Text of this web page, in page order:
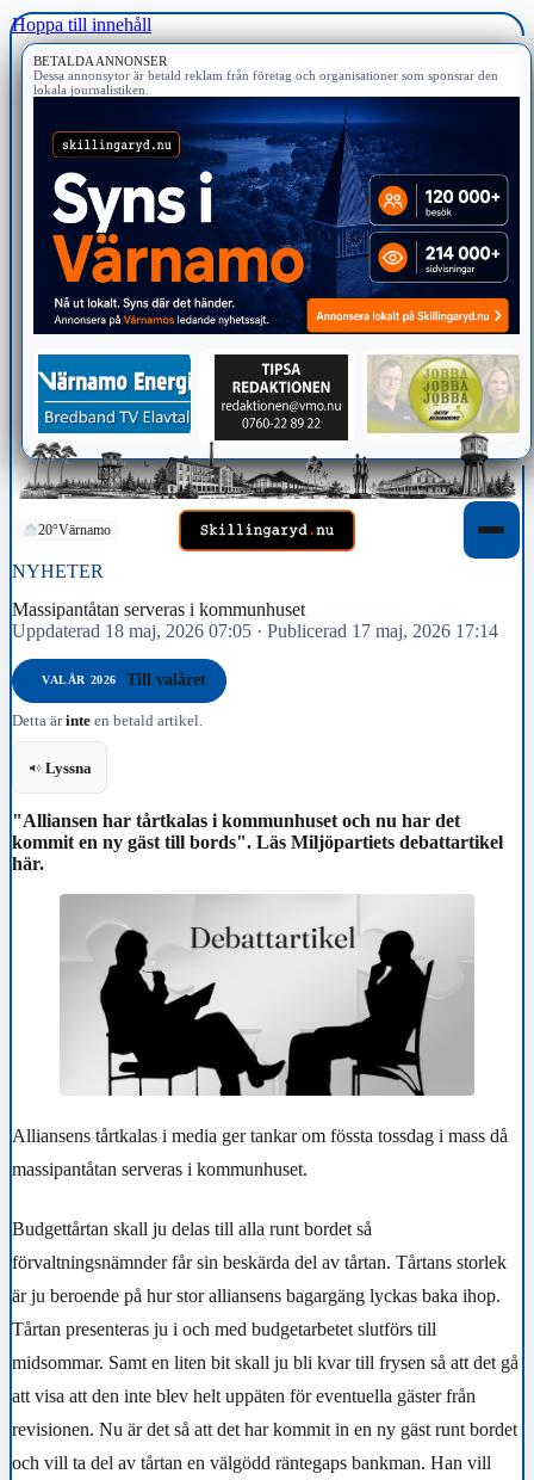
Hoppa till innehåll
BETALDA ANNONSER
Dessa annonsytor är betald reklam från företag och organisationer som sponsrar den
lokala journalistiken.
20°Värnamo
NYHETER
Massipantåtan serveras i kommunhuset
Uppdaterad 18 maj, 2026 07:05 · Publicerad 17 maj, 2026 17:14
VALÅR 2026 Till valåret
Detta ärinte en betald artikel.
Lyssna
"Alliansen har tårtkalas i kommunhuset och nu har det
kommit en ny gäst till bords". Läs Miljöpartiets debattartikel
här.
Alliansens tårtkalas i media ger tankar om fössta tossdag i mass då
massipantåtan serveras i kommunhuset.
Budgettårtan skall ju delas till alla runt bordet så
förvaltningsnämnder får sin beskärda del av tårtan. Tårtans storlek
är ju beroende på hur stor alliansens bagargäng lyckas baka ihop.
Tårtan presenteras ju i och med budgetarbetet slutförs till
midsommar. Samt en liten bit skall ju bli kvar till frysen så att det gå
att visa att den inte blev helt uppäten för eventuella gäster från
revisionen. Nu är det så att det har kommit in en ny gäst runt bordet
och vill ta del av tårtan en välgödd räntegaps bankman. Han vill